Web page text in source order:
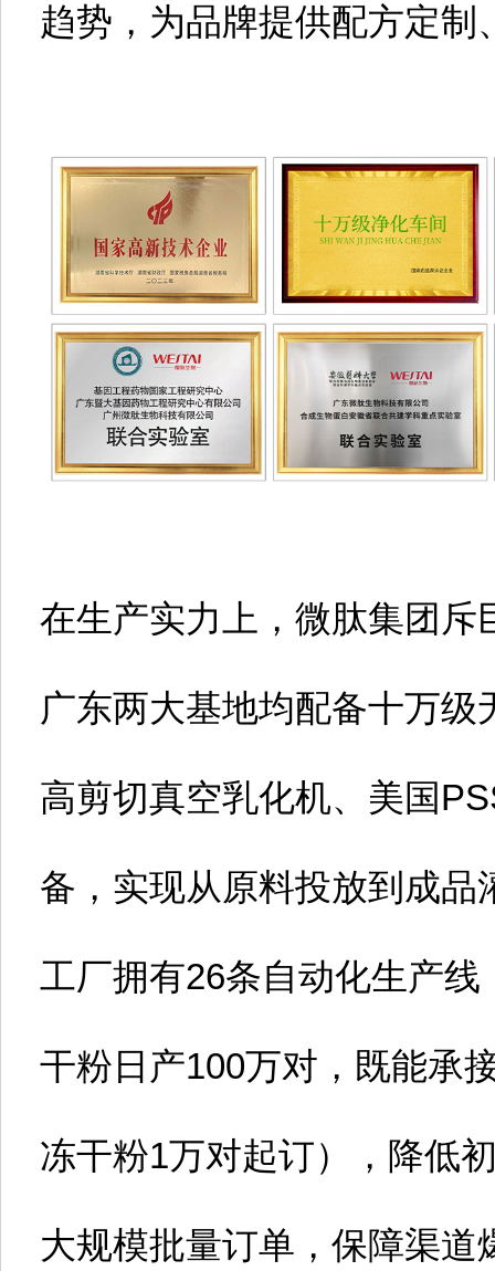
趋势，为品牌提供配方定
在生产实力上，微肽集团
广东两大基地均配备十万
高剪切真空乳化机、美国
备，实现从原料投放到成
工厂拥有26条自动化生产
干粉日产100万对，既能承
冻干粉1万对起订），降低
大规模批量订单，保障渠